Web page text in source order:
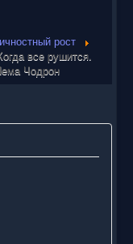
рост
все рушится.
Чодрон